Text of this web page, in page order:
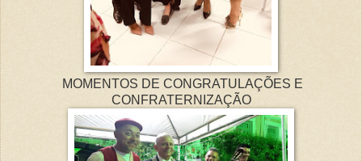
MOMENTOS DE CONGRATULAÇÕES E
CONFRATERNIZAÇÃO